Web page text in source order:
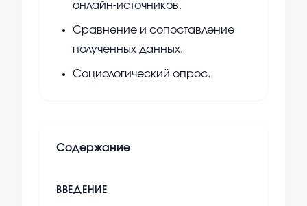
онлайн-источников.
Сравнение и сопоставление
полученных данных.
Социологический опрос.
Содержание
ВВЕДЕНИЕ